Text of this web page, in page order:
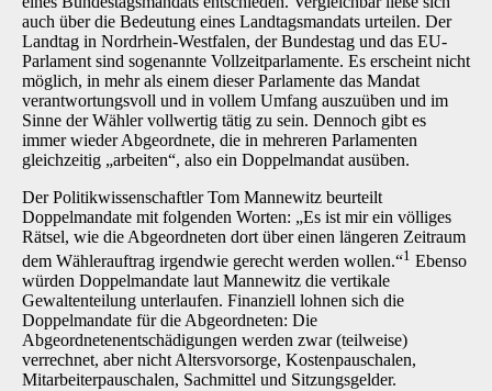
auch über die Bedeutung eines Landtagsmandats urteilen. Der
Landtag in Nordrhein-Westfalen, der Bundestag und das EU-
Parlament sind sogenannte Vollzeitparlamente. Es erscheint nicht
möglich, in mehr als einem dieser Parlamente das Mandat
verantwortungsvoll und in vollem Umfang auszuüben und im
Sinne der Wähler vollwertig tätig zu sein. Dennoch gibt es
immer wieder Abgeordnete, die in mehreren Parlamenten
gleichzeitig „arbeiten“, also ein Doppelmandat ausüben.
Der Politikwissenschaftler Tom Mannewitz beurteilt
Doppelmandate mit folgenden Worten: „Es ist mir ein völliges
Rätsel, wie die Abgeordneten dort über einen längeren Zeitraum
dem Wählerauftrag irgendwie gerecht werden wollen.“1 Ebenso
würden Doppelmandate laut Mannewitz die vertikale
Gewaltenteilung unterlaufen. Finanziell lohnen sich die
Doppelmandate für die Abgeordneten: Die
Abgeordnetenentschädigungen werden zwar (teilweise)
verrechnet, aber nicht Altersvorsorge, Kostenpauschalen,
Mitarbeiterpauschalen, Sachmittel und Sitzungsgelder.